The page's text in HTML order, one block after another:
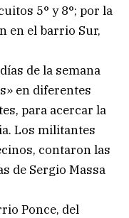
5° y 8°; por la
en el barrio Sur,
de la semana
en diferentes
para acercar la
Los militantes
contaron las
de Sergio Massa
Ponce, del